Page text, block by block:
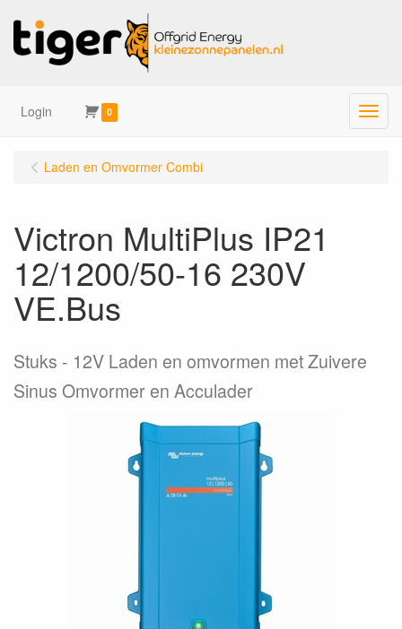
Login 0 Menu
Laden en Omvormer Combi
Victron MultiPlus IP21
12/1200/50-16 230V
VE.Bus
Stuks
12V Laden en omvormen met Zuivere
Sinus Omvormer en Acculader